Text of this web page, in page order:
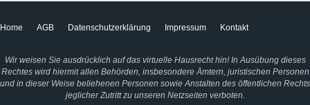
Home AGB Datenschutzerklärung Impressum Kontakt
Wir weisen Sie ausdrücklich auf das virtuelle Hausrecht hin! In Ausübung dieses
Rechtes wird hiermit allen Behörden, insbesondere Ämtern, juristischen Personen
und in dieser Weise beliehenen Personen sowie Anstalten des öffentlichen Rechts
jeglicher Zutritt zu unseren Netzseiten verboten.